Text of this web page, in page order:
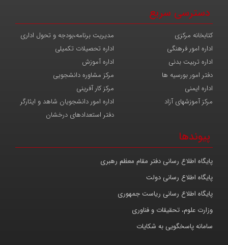
دسترسی سریع
مدیریت برنامه،بودجه و تحول اداری
کتابخانه مرکزی
اداره تحصیلات تکمیلی
اداره امور فرهنگی
اداره آموزش
اداره تربیت بدنی
مرکز مشاوره دانشجویی
دفتر امور بورسیه ها
مرکز کار آفرینی
اداره ایمنی
اداره امور دانشجویان شاهد و ایثارگر
مرکز آموزشهای آزاد
دفتر استعدادهای درخشان
پیوندها
پایگاه اطلاع رسانی دفتر مقام معظم رهبری
پایگاه اطلاع رسانی دولت
پایگاه اطلاع رسانی ریاست جمهوری
وزارت علوم، تحقیقات و فناوری
سامانه پاسخگویی به شکایات